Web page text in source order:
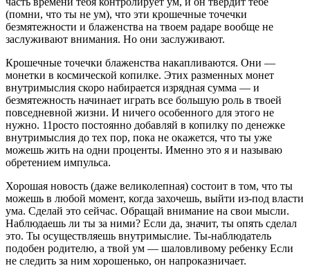
(помни, что ты не ум), что эти крошечные точечки
безмятежности и блаженства на твоем радаре вообще не
заслуживают внимания. Но они заслуживают.
Крошечные точечки блаженства накапливаются. Они —
монетки в космической копилке. Этих разменных монет
внутримыслия скоро набирается изрядная сумма — и
безмятежность начинает играть все большую роль в твоей
повседневной жизни. И ничего особенного для этого не
нужно. 11росто постоянно добавляй в копилку по денежке
внутримыслия до тех пор, пока не окажется, что ты уже
можешь жить на одни проценты. Именно это я и называю
обретением импульса.
Хорошая новость (даже великолепная) состоит в том, что ты
можешь в любой момент, когда захочешь, выйти из-под власти
ума. Сделай это сейчас. Обращай внимание на свои мысли.
Наблюдаешь ли ты за ними? Если да, значит, ты опять сделал
это. Ты осуществляешь внутримыслие. Ты-наблюдатель
подобен родителю, а твой ум — шаловливому ребенку Если
не следить за ним хорошенько, он напроказничает.